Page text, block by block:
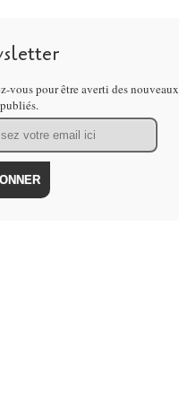
vous pour être averti des nouveaux